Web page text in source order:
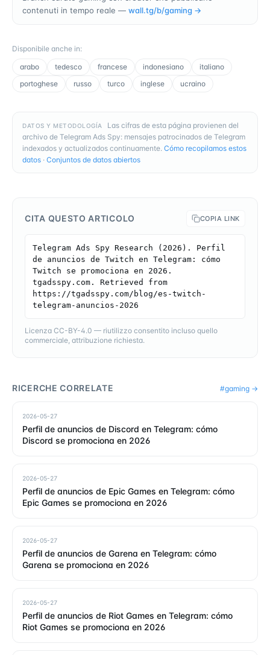
contenuti in tempo reale — wall.tg/b/gaming →
Disponibile anche in:
arabo
tedesco francese indonesiano
italiano
portoghese
russo turco inglese ucraino
DATOS Y METODOLOGÍA
Las cifras de esta página provienen del
archivo de Telegram Ads Spy: mensajes patrocinados de Telegram
indexados y actualizados continuamente. Cómo recopilamos estos
datos · Conjuntos de datos abiertos
CITA QUESTO ARTICOLO COPIA LINK
Telegram Ads Spy Research (2026). Perfil
de anuncios de Twitch en Telegram: cómo
Twitch se promociona en 2026.
tgadsspy.com. Retrieved from
https://tgadsspy.com/blog/es-twitch-
telegram-anuncios-2026
Licenza CC-BY-4.0 — riutilizzo consentito incluso quello
commerciale, attribuzione richiesta.
RICERCHE CORRELATE #gaming →
2026-05-27
Perfil de anuncios de Discord en Telegram: cómo
Discord se promociona en 2026
2026-05-27
Perfil de anuncios de Epic Games en Telegram: cómo
Epic Games se promociona en 2026
2026-05-27
Perfil de anuncios de Garena en Telegram: cómo
Garena se promociona en 2026
2026-05-27
Perfil de anuncios de Riot Games en Telegram: cómo
Riot Games se promociona en 2026